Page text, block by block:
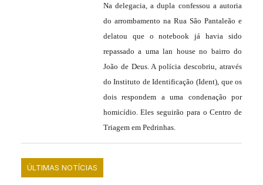
Na delegacia, a dupla confessou a autoria
do arrombamento na Rua São Pantaleão e
delatou que o notebook já havia sido
repassado a uma lan house no bairro do
João de Deus. A polícia descobriu, através
do Instituto de Identificação (Ident), que os
dois respondem a uma condenação por
homicídio. Eles seguirão para o Centro de
Triagem em Pedrinhas.
ÚLTIMAS NOTÍCIAS